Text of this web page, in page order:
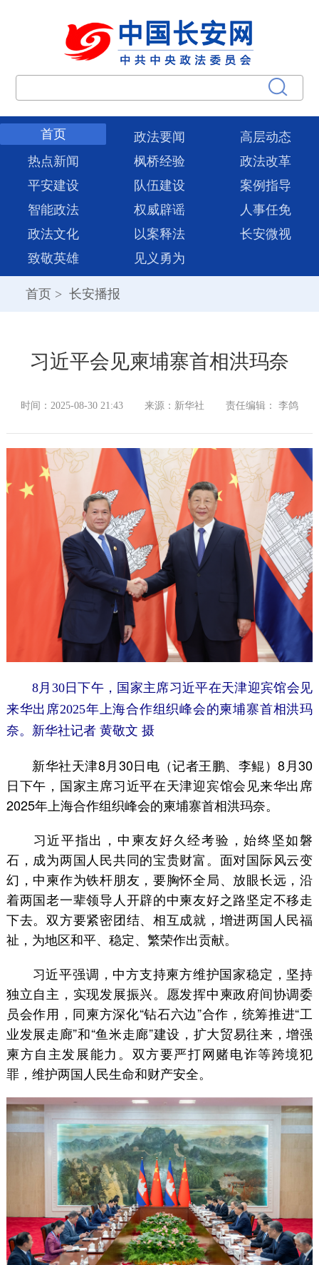
首页 政法要闻
高层动态
热点新闻
枫桥经验
政法改革
平安建设
队伍建设
案例指导
智能政法
权威辟谣
人事任免
政法文化
以案释法
长安微视
致敬英雄
见义勇为
首页 > 长安播报
习近平会见柬埔寨首相洪玛奈
时间：2025-08-30 21:43 来源：新华社 责任编辑： 李鸽
8月30日下午，国家主席习近平在天津迎宾馆会见
来华出席2025年上海合作组织峰会的柬埔寨首相洪玛
奈。新华社记者 黄敬文 摄
新华社天津8月30日电（记者王鹏、李鲲）8月30
日下午，国家主席习近平在天津迎宾馆会见来华出席
2025年上海合作组织峰会的柬埔寨首相洪玛奈。
习近平指出，中柬友好久经考验，始终坚如磐
石，成为两国人民共同的宝贵财富。面对国际风云变
幻，中柬作为铁杆朋友，要胸怀全局、放眼长远，沿
着两国老一辈领导人开辟的中柬友好之路坚定不移走
下去。双方要紧密团结、相互成就，增进两国人民福
祉，为地区和平、稳定、繁荣作出贡献。
习近平强调，中方支持柬方维护国家稳定，坚持
独立自主，实现发展振兴。愿发挥中柬政府间协调委
员会作用，同柬方深化“钻石六边”合作，统筹推进“工
业发展走廊”和“鱼米走廊”建设，扩大贸易往来，增强
柬方自主发展能力。双方要严打网赌电诈等跨境犯
罪，维护两国人民生命和财产安全。